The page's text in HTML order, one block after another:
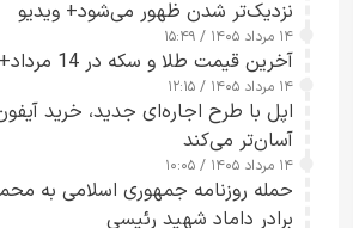
نزدیک‌تر شدن ظهور می‌شود+ ویدیو
۱۴ مرداد ۱۴۰۵ / ۱۵:۴۹
آخرین قیمت طلا و سکه در 14 مرداد+ جدول
۱۴ مرداد ۱۴۰۵ / ۱۲:۱۵
اپل با طرح اجاره‌ای جدید، خرید
آسان‌تر می‌کند
۱۴ مرداد ۱۴۰۵ / ۱۰:۰۵
حمله روزنامه جمهوری اسلامی به
برادر داماد شهید رئیسی